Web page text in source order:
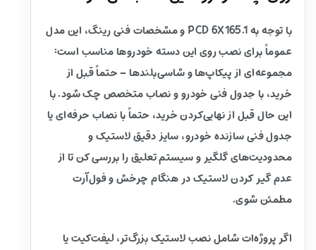
با توجه به PCD 6X165.1 و مشخصات فنی رینگ، این مدل
عموماً برای نصب روی این دسته خودروها مناسب است:
مجموعه‌ای از پیکاپ‌ها و شاسی‌بلندها – حتماً قبل از
خرید، با جدول فنی خودرو و نصاب متخصص چک شود. با
این حال قبل از نهایی‌کردن خرید، حتماً با نصاب حرفه‌ای یا
جدول فنی سازنده خودرو، سایز دقیق لاستیک و
محدودیت‌های گلگیر و سیستم تعلیق را بررسی کن تا از
عدم گیر کردن لاستیک در هنگام چرخش و فول‌آرت
مطمئن شوی.
اگر پروژه‌ات شامل نصب لاستیک بزرگ‌تر، لیفت‌کیت یا